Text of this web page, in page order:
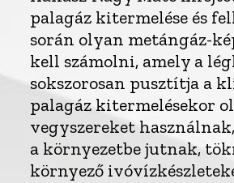
palagáz kitermelése és
során olyan metángáz-
kell számolni, amely a
sokszorosan pusztítja a
palagáz kitermelésekor
vegyszereket
a környezetbe jutnak,
környező